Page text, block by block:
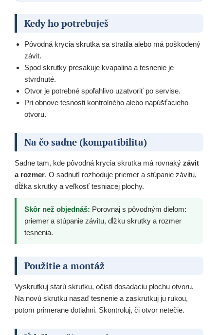
Kedy ho potrebuješ
Pôvodná krycia skrutka sa stratila alebo má poškodený
závit.
Spod skrutky presakuje kvapalina a tesnenie je
stvrdnuté.
Otvor je potrebné spoľahlivo uzatvoriť po servise.
Pri obnove tesnosti kontrolného alebo napúšťacieho
otvoru.
Na čo sadne (kompatibilita)
Sadne tam, kde pôvodná krycia skrutka má rovnaký závit
a rozmer. O sadnutí rozhoduje priemer a stúpanie závitu,
dĺžka skrutky a veľkosť tesniacej plochy.
Skôr než objednáš: Porovnaj s pôvodným dielom:
priemer a stúpanie závitu, dĺžku skrutky a rozmer
tesnenia.
Použitie a montáž
Vyskrutkuj starú skrutku, očisti dosadaciu plochu otvoru.
Na novú skrutku nasaď tesnenie a zaskrutkuj ju rukou,
potom primerane dotiahni. Skontroluj, či otvor netečie.